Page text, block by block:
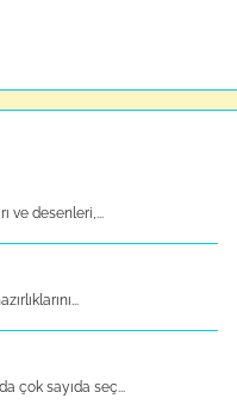
ve desenleri,...
çok sayıda seç...